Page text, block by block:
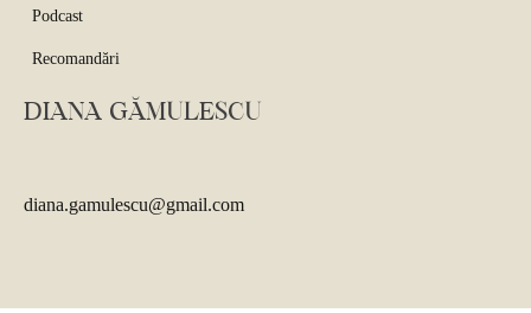
Podcast
Recomandări
DIANA GĂMULESCU
diana.gamulescu@gmail.com